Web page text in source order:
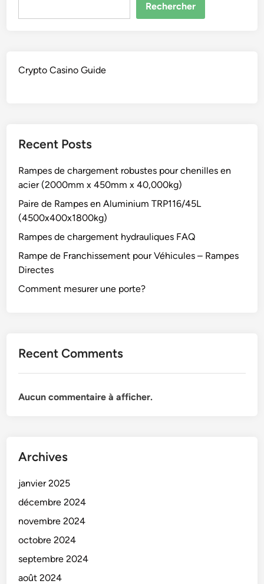
Rechercher
Crypto Casino Guide
Recent Posts
Rampes de chargement robustes pour chenilles en
acier (2000mm x 450mm x 40,000kg)
Paire de Rampes en Aluminium TRP116/45L
(4500x400x1800kg)
Rampes de chargement hydrauliques FAQ
Rampe de Franchissement pour Véhicules – Rampes
Directes
Comment mesurer une porte?
Recent Comments
Aucun commentaire à afficher.
Archives
janvier 2025
décembre 2024
novembre 2024
octobre 2024
septembre 2024
août 2024